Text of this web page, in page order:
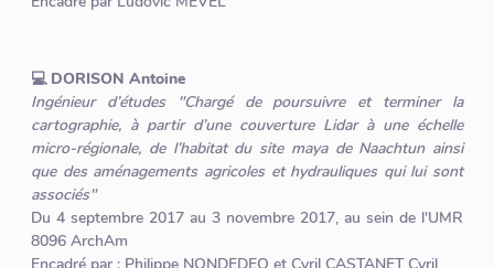
💻 DORISON Antoine
Ingénieur d’études "Chargé de poursuivre et terminer la
cartographie, à partir d’une couverture Lidar à une échelle
micro-régionale, de l’habitat du site maya de Naachtun ainsi
que des aménagements agricoles et hydrauliques qui lui sont
associés"
Du 4 septembre 2017 au 3 novembre 2017, au sein de l'UMR
8096 ArchAm